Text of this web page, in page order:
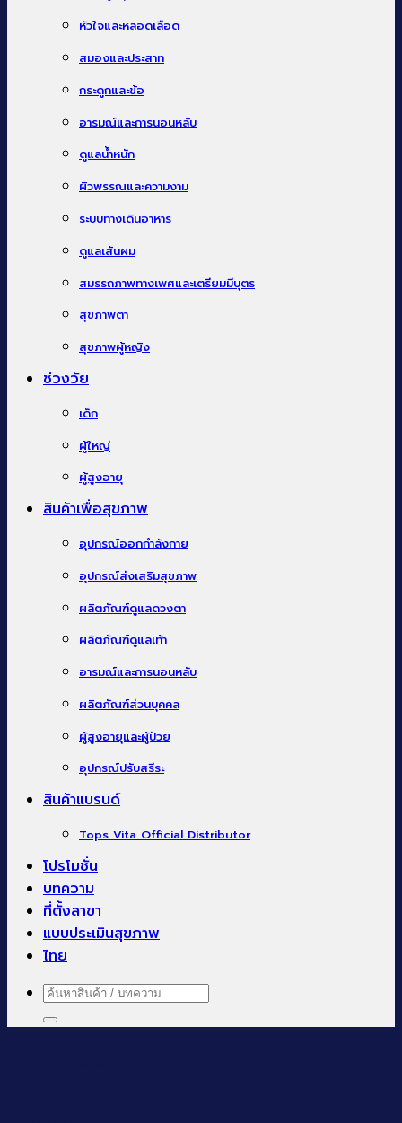
หัวใจและหลอดเลือด
สมองและประสาท
กระดูกและข้อ
อารมณ์และการนอนหลับ
ดูแลน้ำหนัก
ผิวพรรณและความงาม
ระบบทางเดินอาหาร
ดูแลเส้นผม
สมรรถภาพทางเพศและเตรียมมีบุตร
สุขภาพตา
สุขภาพผู้หญิง
ช่วงวัย
เด็ก
ผู้ใหญ่
ผู้สูงอายุ
สินค้าเพื่อสุขภาพ
อุปกรณ์ออกกำลังกาย
อุปกรณ์ส่งเสริมสุขภาพ
ผลิตภัณฑ์ดูแลดวงตา
ผลิตภัณฑ์ดูแลเท้า
อารมณ์และการนอนหลับ
ผลิตภัณฑ์ส่วนบุคคล
ผู้สูงอายุและผู้ป่วย
อุปกรณ์ปรับสรีระ
สินค้าแบรนด์
Tops Vita Official Distributor
โปรโมชั่น
บทความ
ที่ตั้งสาขา
แบบประเมินสุขภาพ
ไทย
ค้นหา: